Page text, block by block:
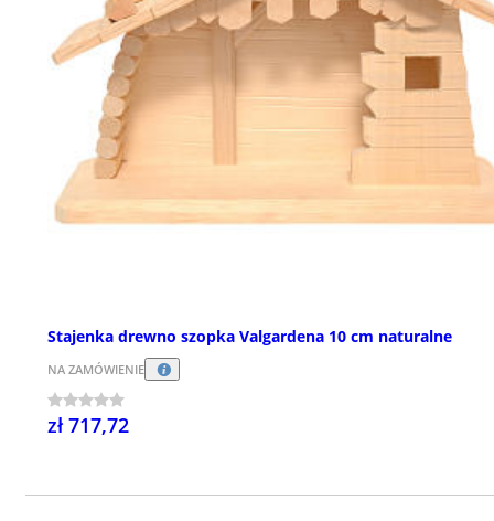
Stajenka drewno szopka Valgardena 10 cm naturalne
NA ZAMÓWIENIE
zł 717,72